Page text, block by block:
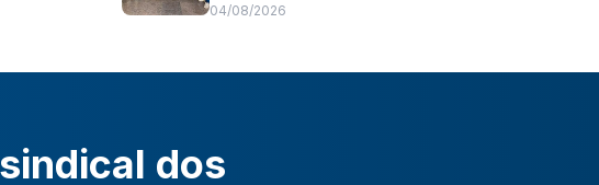
04/08/2026
dos